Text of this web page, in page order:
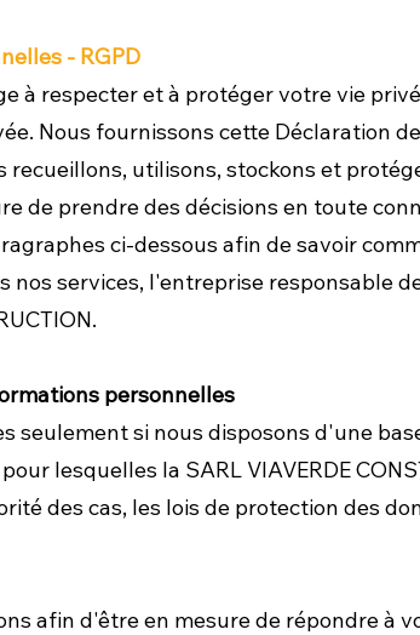
- RGPD
à respecter et à protéger votre vie
Nous fournissons cette Déclaration
utilisons, stockons et
de prendre des décisions en toute
ci-dessous afin de savoir
services, l'entreprise responsable
personnelles
seulement si nous disposons d'une
lesquelles la SARL VIAVERDE
des cas, les lois de protection des
afin d'être en mesure de répondre à